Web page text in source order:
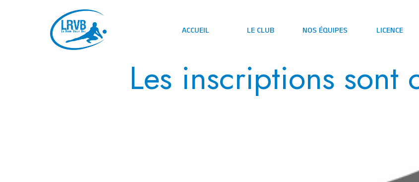
ACCUEIL LE CLUB NOS ÉQUIPES LICENCE
Les inscriptions sont